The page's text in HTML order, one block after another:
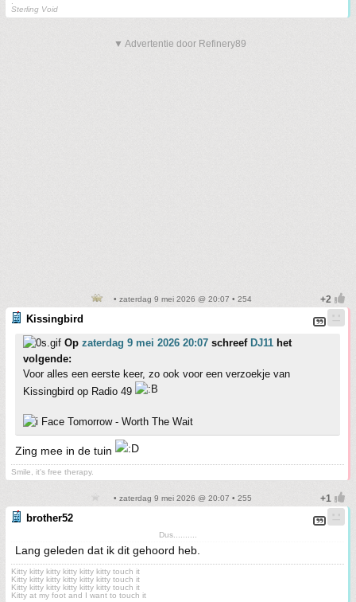
Sterling Void
▼ Advertentie door Refinery89
• zaterdag 9 mei 2026 @ 20:07 • 254
Kissingbird
Op zaterdag 9 mei 2026 20:07 schreef DJ11 het
volgende:
Voor alles een eerste keer, zo ook voor een verzoekje van
Kissingbird op Radio 49
Face Tomorrow - Worth The Wait
Zing mee in de tuin
Smile, it's free therapy.
• zaterdag 9 mei 2026 @ 20:07 • 255
brother52
Dus..........
Lang geleden dat ik dit gehoord heb.
Kitty kitty kitty kitty kitty kitty touch it
Kitty kitty kitty kitty kitty kitty touch it
Kitty kitty kitty kitty kitty kitty touch it
Kitty at my foot and I want to touch it